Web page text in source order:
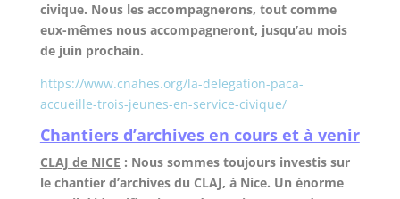
civique. Nous les accompagnerons, tout comme
eux-mêmes nous accompagneront, jusqu’au mois
de juin prochain.
https://www.cnahes.org/la-delegation-paca-
accueille-trois-jeunes-en-service-civique/
Chantiers d’archives en cours et à venir
CLAJ de NICE : Nous sommes toujours investis sur
le chantier d’archives du CLAJ, à Nice. Un énorme